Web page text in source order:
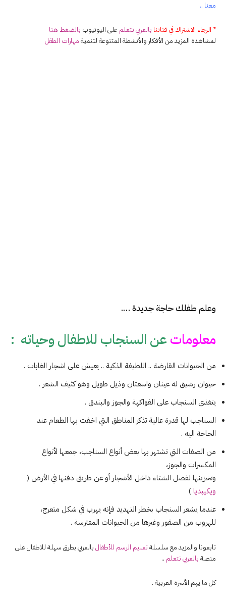
معنا ..
* الرجاء الاشتراك في قناتنا بالعربي نتعلم على اليوتيوب بالضغط هنا
لمشاهدة المزيد من الأفكار والأنشطة المتنوعة لتنمية مهارات الطفل
وعلم طفلك حاجة جديدة ….
معلوماتعن السنجاب للاطفال وحياته :
من الحيوانات القارضة .. اللطيفة الذكية .. يعيش على اشجار الغابات .
حيوان رشيق له عينان واسعتان وذيل طويل وهو كثيف الشعر .
يتغذى السنجاب على الفواكهة والجوز والبندق .
السناجب لها قدرة عالية تذكر المناطق التي اخفت بها الطعام عند
الحاجة اليه .
من الصفات التي تشتهر بها بعض أنواع السناجب، جمعها لأنواع
المكسرات والجوز،
وتخزينها لفصل الشتاء داخل الأشجار أو عن طريق دفنها في الأرض (
ويكيبديا)
عندما يشعر السنجاب بخطر التهديد فإنه يهرب في شكل متعرج،
للهروب من الصقور وغيرها من الحيوانات المفترسة .
تابعونا والمزيد مع سلسلةتعليم الرسم للأطفال بالعربي بطرق سهلة للاطفال على
منصة بالعربي نتعلم ..
كل ما يهم الأسرة العربية .